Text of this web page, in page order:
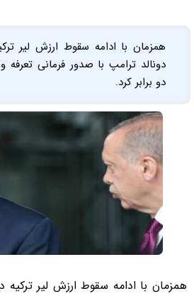
همزمان با ادامه سقوط ارزش لیر
دونالد ترامپ با صدور فرمانی تعرفه
دو برابر کرد.
همزمان با ادامه سقوط ارزش لیر ترکیه در